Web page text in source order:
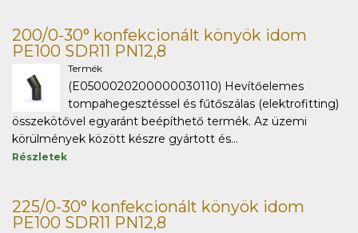
200/0-30° konfekcionált könyök idom
PE100 SDR11 PN12,8
Termék
(E0500020200000030110) Hevítőelemes
tompahegesztéssel és fűtőszálas (elektrofitting)
összekötővel egyaránt beépíthető termék. Az üzemi
körülmények között készre gyártott és...
Részletek
225/0-30° konfekcionált könyök idom
PE100 SDR11 PN12,8